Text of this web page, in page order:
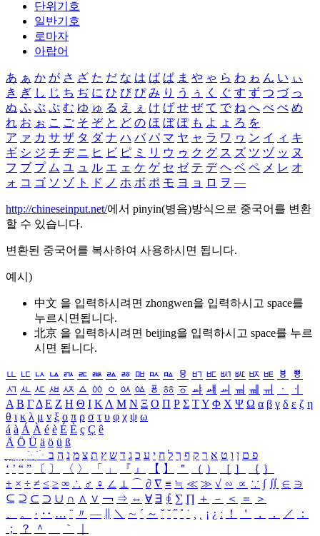
단위기호
일반기호
로마자
아랍어
あ ぁ か が さ ざ た だ な は ば ぱ ま や ゃ ら わ ゎ ん い ぃ
き ぎ し じ ち ぢ に ひ び ぴ み り う ぅ く ぐ す ず つ づ っ
ぬ ふ ぶ ぷ む ゆ ゅ る え ぇ け げ せ ぜ て で ね へ べ ぺ め
れ お ぉ こ ご そ ぞ と ど の ほ ぼ ぽ も よ ょ ろ を
ア ァ カ サ ザ タ ダ ナ ハ バ パ マ ヤ ャ ラ ワ ヮ ン イ ィ キ
ギ シ ジ チ ヂ ニ ヒ ビ ピ ミ リ ウ ゥ ク グ ス ズ ツ ヅ ッ ヌ
フ ブ プ ム ユ ュ ル エ ェ ケ ゲ セ ゼ テ デ ヘ ベ ペ メ レ オ
ォ コ ゴ ソ ゾ ト ド ノ ホ ボ ポ モ ヨ ョ ロ ヲ ―
http://chineseinput.net/에서 pinyin(병음)방식으로 중국어를 변환
할 수 있습니다.
변환된 중국어를 복사하여 사용하시면 됩니다.
예시)
中文 을 입력하시려면 zhongwen을 입력하시고 space를
누르시면됩니다.
北京 을 입력하시려면 beijing을 입력하시고 space를 누르
시면 됩니다.
ㅥ ㅦ ㅧ ㅨ ㅩ ㅪ ㅫ ㅬ ㅭ ㅮ ㅯ ㅰ ㅱ ㅲ ㅳ ㅴ ㅵ ㅶ ㅷ ㅸ
ㅹ
ㅺ ㅻ ㅼ ㅽ ㅾ ㅿ ㆀ ㆁ ㆂ ㆃ ㆄ ㆅ ㆆ ㆇ ㆈ ㆉ ㆊ ㆋ ㆌ ㆍ
ㆎ
Α Β ΓΔ Ε Ζ Η Θ Ι ΚΛ Μ Ν Ξ Ο Π Ρ Σ ΤΥ Φ Χ Ψ Ω α β γ δ ε ζ η
θ ι κ λ μ ν ξ ο π ρ σ τ υ φ χ ψ ω
á à Á À é è É È ç Ç ê
Ä Ö Ü ä ö ü ß
ִֶֹ ֻּ ׁׂ פ ם ן ו ט א ר ק ף ך ל ח י ע כ ג ד ש ץ ת צ מ נ ה ב
‘ ’ “ ” 〔 〕 〈 〉 「 」 『 』 【 】 ＂ （ ） ［ ］ ｛ ｝
± × ÷ ≠ ≤ ≥ ∞ ∴ ♂ ♀ ∠ ⊥ ⌒ ∂ ∇ ≡ ≒ ≪ ≫ √ ∽ ∝ ∵ ∫ ∬ ∈ ∋
⊆ ⊇ ⊂ ⊃ ∪ ∩ ∧ ∨ ￢ ⇒ ⇔ ∀ ∃ ∮ ∑ ∏ ＋ － ＜ ＝
＞
、
。 · ‥ … ¨ 〃 ― ＼ ∼ ´ ～ ˇ ˘ ˝ ˚ ˙ ¸ ¡ ¿ ː ！ ＇ ， ． ／
：
；
？ ＾ ｀